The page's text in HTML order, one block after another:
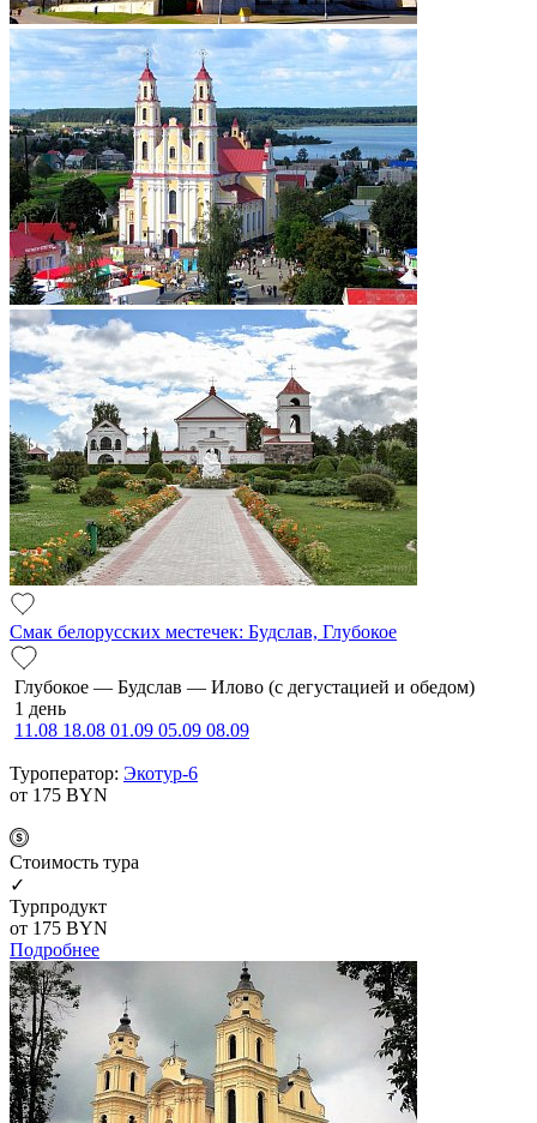
Смак белорусских местечек: Будслав, Глубокое
Глубокое — Будслав — Илово (с дегустацией и обедом)
1 день
11.08 18.08 01.09 05.09 08.09
Туроператор: Экотур-6
от 175 BYN
Cтоимость тура
✓
Турпродукт
от 175 BYN
Подробнее